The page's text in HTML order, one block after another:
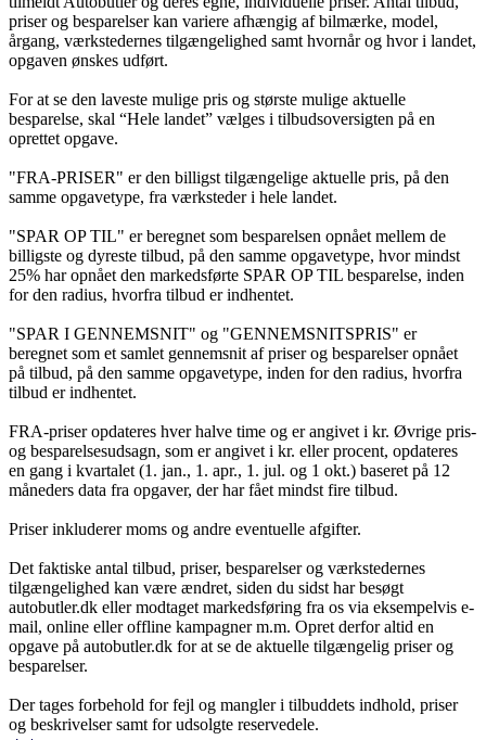
priser og besparelser kan variere afhængig af bilmærke, model,
årgang, værkstedernes tilgængelighed samt hvornår og hvor i landet,
opgaven ønskes udført.
For at se den laveste mulige pris og største mulige aktuelle
besparelse, skal “Hele landet” vælges i tilbudsoversigten på en
oprettet opgave.
"FRA-PRISER" er den billigst tilgængelige aktuelle pris, på den
samme opgavetype, fra værksteder i hele landet.
"SPAR OP TIL" er beregnet som besparelsen opnået mellem de
billigste og dyreste tilbud, på den samme opgavetype, hvor mindst
25% har opnået den markedsførte SPAR OP TIL besparelse, inden
for den radius, hvorfra tilbud er indhentet.
"SPAR I GENNEMSNIT" og "GENNEMSNITSPRIS" er
beregnet som et samlet gennemsnit af priser og besparelser opnået
på tilbud, på den samme opgavetype, inden for den radius, hvorfra
tilbud er indhentet.
FRA-priser opdateres hver halve time og er angivet i kr. Øvrige pris-
og besparelsesudsagn, som er angivet i kr. eller procent, opdateres
en gang i kvartalet (1. jan., 1. apr., 1. jul. og 1 okt.) baseret på 12
måneders data fra opgaver, der har fået mindst fire tilbud.
Priser inkluderer moms og andre eventuelle afgifter.
Det faktiske antal tilbud, priser, besparelser og værkstedernes
tilgængelighed kan være ændret, siden du sidst har besøgt
autobutler.dk eller modtaget markedsføring fra os via eksempelvis e-
mail, online eller offline kampagner m.m. Opret derfor altid en
opgave på autobutler.dk for at se de aktuelle tilgængelig priser og
besparelser.
Der tages forbehold for fejl og mangler i tilbuddets indhold, priser
og beskrivelser samt for udsolgte reservedele.